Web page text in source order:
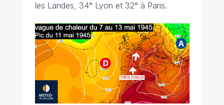
les Landes, 34° Lyon et 32° à Paris.